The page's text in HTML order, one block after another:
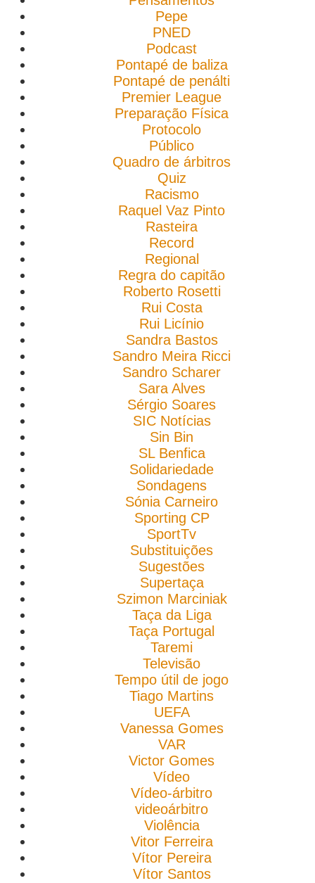
Pepe
PNED
Podcast
Pontapé de baliza
Pontapé de penálti
Premier League
Preparação Física
Protocolo
Público
Quadro de árbitros
Quiz
Racismo
Raquel Vaz Pinto
Rasteira
Record
Regional
Regra do capitão
Roberto Rosetti
Rui Costa
Rui Licínio
Sandra Bastos
Sandro Meira Ricci
Sandro Scharer
Sara Alves
Sérgio Soares
SIC Notícias
Sin Bin
SL Benfica
Solidariedade
Sondagens
Sónia Carneiro
Sporting CP
SportTv
Substituições
Sugestões
Supertaça
Szimon Marciniak
Taça da Liga
Taça Portugal
Taremi
Televisão
Tempo útil de jogo
Tiago Martins
UEFA
Vanessa Gomes
VAR
Victor Gomes
Vídeo
Vídeo-árbitro
videoárbitro
Violência
Vitor Ferreira
Vítor Pereira
Vítor Santos